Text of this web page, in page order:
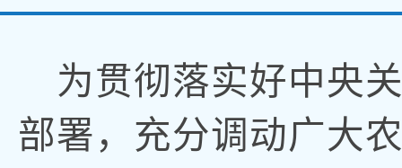
为贯彻落实好中央
部署 ， 充分调动广大